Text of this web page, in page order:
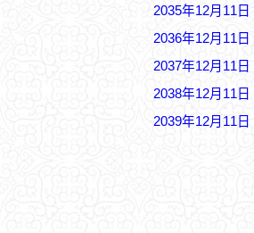
2035年12月11日
2036年12月11日
2037年12月11日
2038年12月11日
2039年12月11日